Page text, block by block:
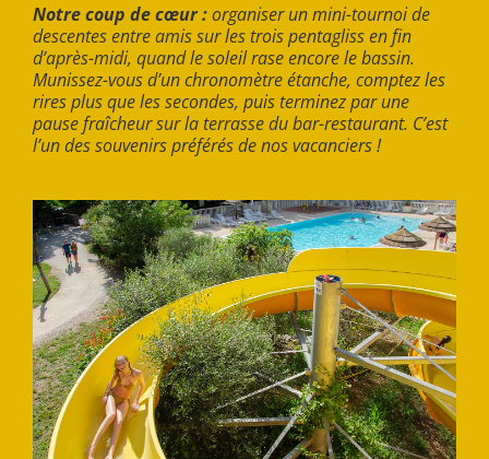
Notre coup de cœur :organiser un mini-tournoi de
descentes entre amis sur les trois pentagliss en fin
d’après-midi, quand le soleil rase encore le bassin.
Munissez-vous d’un chronomètre étanche, comptez les
rires plus que les secondes, puis terminez par une
pause fraîcheur sur la terrasse du bar-restaurant. C’est
l’un des souvenirs préférés de nos vacanciers !